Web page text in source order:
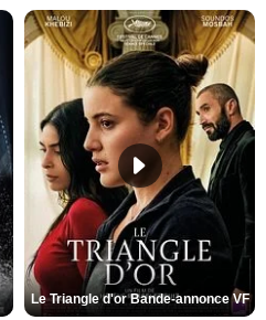
Le Triangle d'or Bande-annonce VF